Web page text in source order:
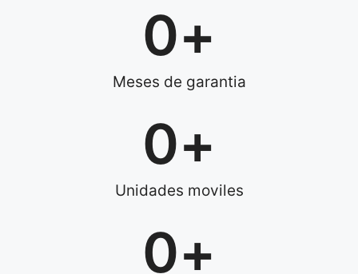
Meses de garantia
0+
Unidades moviles
0+
0+